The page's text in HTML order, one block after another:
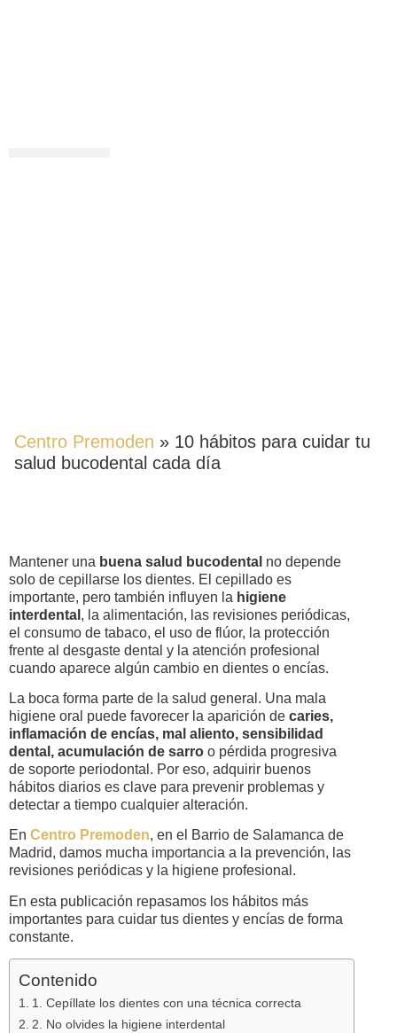
Centro Premoden » 10 hábitos para cuidar tu
salud bucodental cada día
Mantener una buena salud bucodental no depende
solo de cepillarse los dientes. El cepillado es
importante, pero también influyen la higiene
interdental , la alimentación, las revisiones periódicas,
el consumo de tabaco, el uso de flúor, la protección
frente al desgaste dental y la atención profesional
cuando aparece algún cambio en dientes o encías.
La boca forma parte de la salud general. Una mala
higiene oral puede favorecer la aparición de caries,
inflamación de encías, mal aliento, sensibilidad
dental, acumulación de sarro o pérdida progresiva
de soporte periodontal. Por eso, adquirir buenos
hábitos diarios es clave para prevenir problemas y
detectar a tiempo cualquier alteración.
En Centro Premoden, en el Barrio de Salamanca de
Madrid, damos mucha importancia a la prevención, las
revisiones periódicas y la higiene profesional.
En esta publicación repasamos los hábitos más
importantes para cuidar tus dientes y encías de forma
constante.
Contenido
1. Cepíllate los dientes con una técnica correcta
2. No olvides la higiene interdental